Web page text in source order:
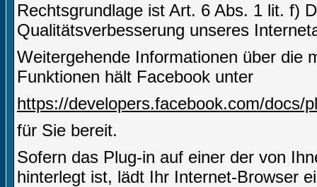
Rechtsgrundlage ist Art. 6 Abs. 1 lit. f)
Qualitätsverbesserung unseres
Weitergehende Informationen über die
Funktionen hält Facebook unter
https://developers.facebook.com/docs/
für Sie bereit.
Sofern das Plug-in auf einer der von
hinterlegt ist, lädt Ihr Internet-Browser